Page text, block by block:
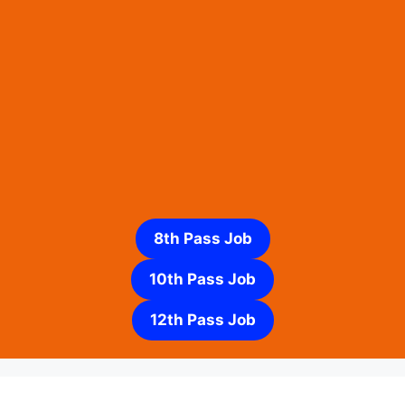
8th Pass Job
10th Pass Job
12th Pass Job